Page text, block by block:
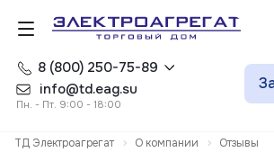
8 (800) 250-75-89
info@td.eag.su
Пн. - Пт. 9:00 - 18:00
ТД Электроагрегат О компании
Отзывы